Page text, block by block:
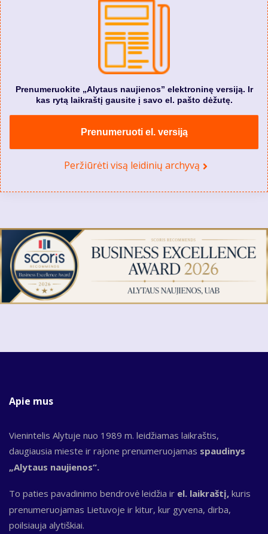
Prenumeruokite „Alytaus naujienos” elektroninę versiją. Ir
kas rytą laikraštį gausite į savo el. pašto dėžutę.
Prenumeruoti el. versiją
Peržiūrėti visą leidinių archyvą
Apie mus
Vienintelis Alytuje nuo 1989 m. leidžiamas laikraštis,
daugiausia mieste ir rajone prenumeruojamas spaudinys
„Alytaus naujienos“.
To paties pavadinimo bendrovė leidžia ir el. laikraštį, kuris
prenumeruojamas Lietuvoje ir kitur, kur gyvena, dirba,
poilsiauja alytiškiai.